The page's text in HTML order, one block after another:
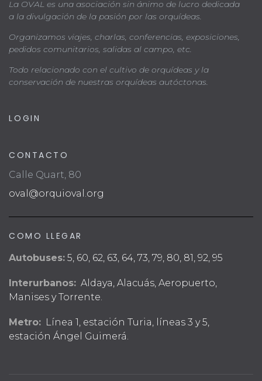
La OVAL es una asociación sin ánimo de lucro dedicada
a la divulgación de la pasión por las orquídeas.
Organizamos viajes, charlas, conferencias, exposiciones,
pedidos comunitarios, salidas al campo, etc.
Todo relacionado con el cultivo de orquídeas y la
conservación de nuestras orquídeas autóctonas.
LOGIN
CONTACTO
Calle Quart, 80
oval@orquioval.org
COMO LLEGAR
Autobuses: 5, 60, 62, 63, 64, 73, 79, 80, 81, 92, 95
Interurbanos: Aldaya, Alacuás, Aeropuerto,
Manises y Torrente.
Metro: Línea 1, estación Turia, líneas 3 y 5,
estación Ángel Guimerá.